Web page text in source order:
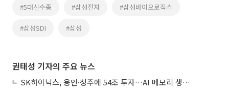
#5대신수종 #삼성전자 #삼성바이오로직스
#삼성SDI #삼성
권태성 기자의 주요 뉴스
SK하이닉스, 용인·청주에 54조 투자…AI 메모리 생산기지 키운다